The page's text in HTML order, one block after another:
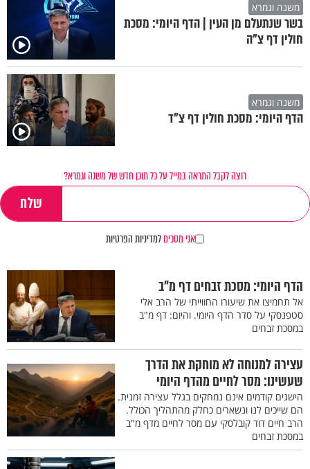
משנה וגמרא
בשר שנתעלם מן העין | הדף היומי: מסכת
חולין דף צ"ה
משנה וגמרא
הדף היומי: מסכת חולין דף צ"ד
רוצה לקבל התראה במייל על כל תוכן חדש של משנה וגמרא?
אני מסכיםלמדיניות הפרטיות
הדף היומי: מסכת זבחים דף מ"ב
אל תחמיצו את שיעורו החווייתי של הרב אלי
סטפנסקי על סדר הדף היומי. והיום: דף מ"ב
במסכת זבחים
עצירה למנוחה לא מוחקת את הדרך
שעשינו: מסר לחיים מהדף היומי
הישגים קודמים אינם נמחקים בגלל עצירה זמנית.
הם שייכים לנו ונשארים כחלק מהתהליך הכולל.
הרב חיים דוד קובלסקי עם מסר לחיים מדף מ"ב
במסכת זבחים